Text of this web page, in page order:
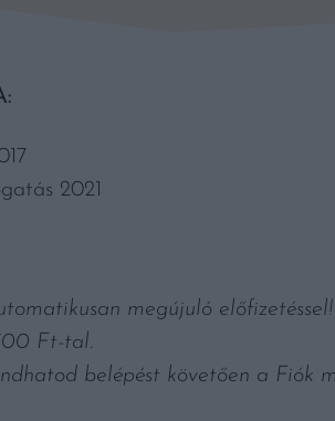
2021
megújuló
Ft-tal.
belépést követően a Fiók